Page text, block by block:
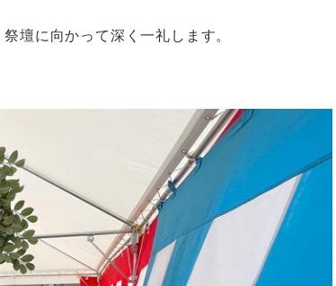
壇に向かって深く一礼します。